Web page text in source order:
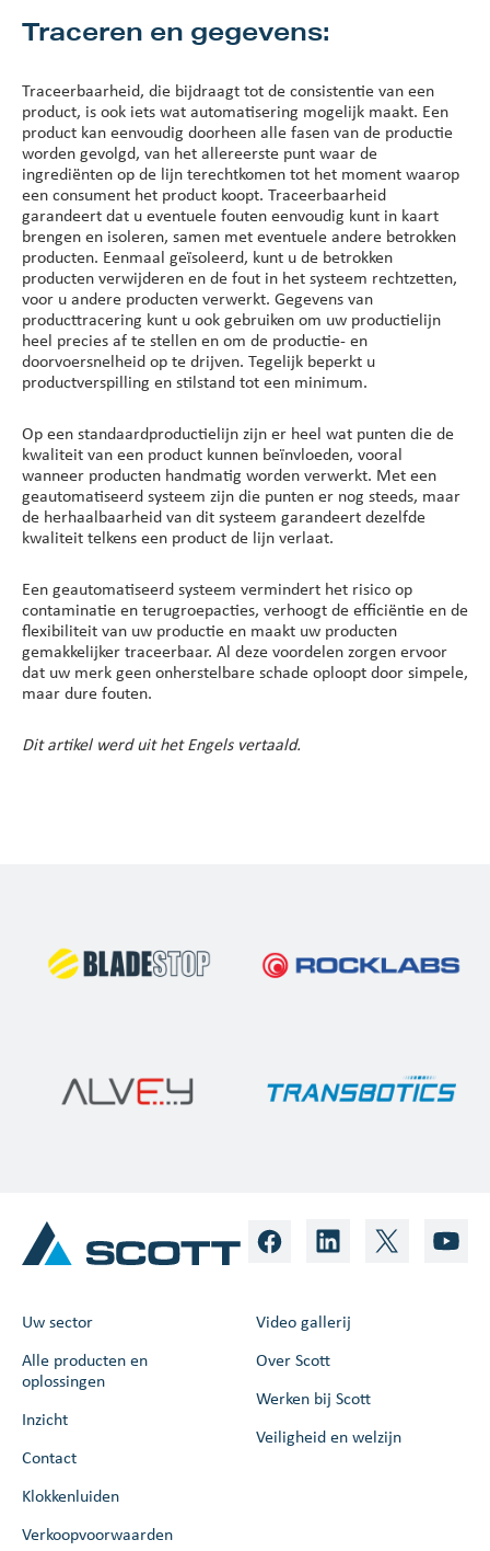
Traceren en gegevens:
Traceerbaarheid, die bijdraagt tot de consistentie van een
product, is ook iets wat automatisering mogelijk maakt. Een
product kan eenvoudig doorheen alle fasen van de productie
worden gevolgd, van het allereerste punt waar de
ingrediënten op de lijn terechtkomen tot het moment waarop
een consument het product koopt. Traceerbaarheid
garandeert dat u eventuele fouten eenvoudig kunt in kaart
brengen en isoleren, samen met eventuele andere betrokken
producten. Eenmaal geïsoleerd, kunt u de betrokken
producten verwijderen en de fout in het systeem rechtzetten,
voor u andere producten verwerkt. Gegevens van
producttracering kunt u ook gebruiken om uw productielijn
heel precies af te stellen en om de productie- en
doorvoersnelheid op te drijven. Tegelijk beperkt u
productverspilling en stilstand tot een minimum.
Op een standaardproductielijn zijn er heel wat punten die de
kwaliteit van een product kunnen beïnvloeden, vooral
wanneer producten handmatig worden verwerkt. Met een
geautomatiseerd systeem zijn die punten er nog steeds, maar
de herhaalbaarheid van dit systeem garandeert dezelfde
kwaliteit telkens een product de lijn verlaat.
Een geautomatiseerd systeem vermindert het risico op
contaminatie en terugroepacties, verhoogt de efficiëntie en de
flexibiliteit van uw productie en maakt uw producten
gemakkelijker traceerbaar. Al deze voordelen zorgen ervoor
dat uw merk geen onherstelbare schade oploopt door simpele,
maar dure fouten.
Dit artikel werd uit het Engels vertaald.
Uw sector
Alle producten en
oplossingen
Inzicht
Contact
Video gallerij
Over Scott
Werken bij Scott
Veiligheid en welzijn
Klokkenluiden
Verkoopvoorwaarden